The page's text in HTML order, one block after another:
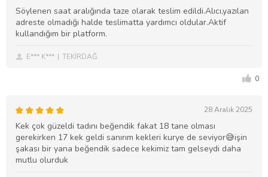
Söylenen saat aralığında taze olarak teslim edildi.Alıcı,yazılan
adreste olmadığı halde teslimatta yardımcı oldular.Aktif
kullandığım bir platform.
E*** K*** TEKİRDAĞ
0
28 Aralık 2025
Kek çok güzeldi tadını beğendik fakat 18 tane olması
gerekirken 17 kek geldi sanırım kekleri kurye de seviyor😅işin
şakası bir yana beğendik sadece kekimiz tam gelseydi daha
mutlu olurduk